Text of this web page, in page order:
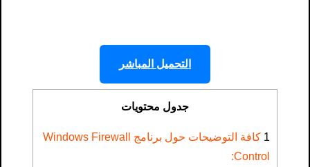
التحميل المباشر
جدول محتويات
1
كافة التوضيحات حول برنامج Windows Firewall
Control: